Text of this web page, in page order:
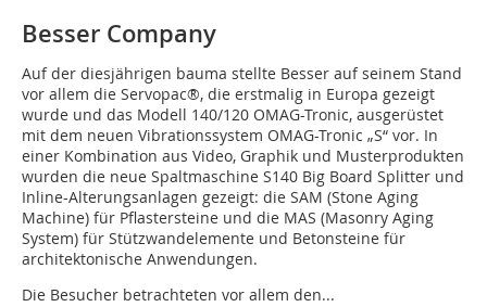
Besser Company
Auf der diesjährigen bauma stellte Besser auf seinem Stand
vor allem die Servopac®, die erstmalig in Europa gezeigt
wurde und das Modell 140/120 OMAG-Tronic, ausgerüstet
mit dem neuen Vibrationssystem OMAG-Tronic „S“ vor. In
einer Kombination aus Video, Graphik und Musterprodukten
wurden die neue Spaltmaschine S140 Big Board Splitter und
Inline-Alterungsanlagen gezeigt: die SAM (Stone Aging
Machine) für Pflastersteine und die MAS (Masonry Aging
System) für Stützwandelemente und Betonsteine für
architektonische Anwendun­gen.
Die Besucher betrachteten vor allem den...